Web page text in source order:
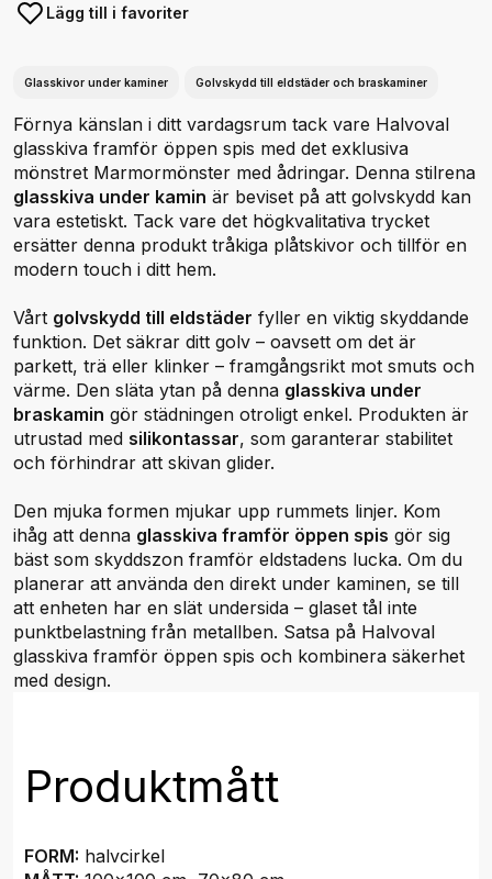
Lägg till i favoriter
Glasskivor under kaminer Golvskydd till eldstäder och braskaminer
Förnya känslan i ditt vardagsrum tack vare Halvoval
glasskiva framför öppen spis med det exklusiva
mönstret Marmormönster med ådringar. Denna stilrena
glasskiva under kamin är beviset på att golvskydd kan
vara estetiskt. Tack vare det högkvalitativa trycket
ersätter denna produkt tråkiga plåtskivor och tillför en
modern touch i ditt hem.
Vårt golvskydd till eldstäder fyller en viktig skyddande
funktion. Det säkrar ditt golv – oavsett om det är
parkett, trä eller klinker – framgångsrikt mot smuts och
värme. Den släta ytan på denna glasskiva under
braskamin gör städningen otroligt enkel. Produkten är
utrustad med silikontassar, som garanterar stabilitet
och förhindrar att skivan glider.
Den mjuka formen mjukar upp rummets linjer. Kom
ihåg att denna glasskiva framför öppen spis gör sig
bäst som skyddszon framför eldstadens lucka. Om du
planerar att använda den direkt under kaminen, se till
att enheten har en slät undersida – glaset tål inte
punktbelastning från metallben. Satsa på Halvoval
glasskiva framför öppen spis och kombinera säkerhet
med design.
Produktmått
FORM: halvcirkel